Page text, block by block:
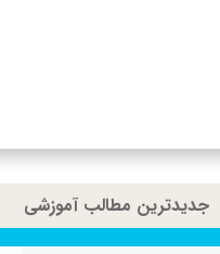
جدیدترین مطالب آموزشی